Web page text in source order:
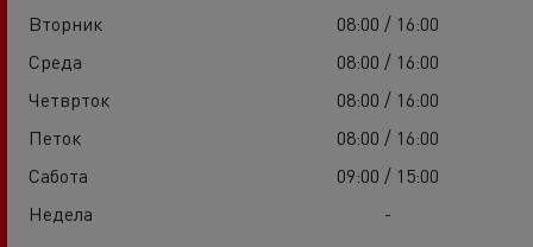
Вторник
08:00 / 16:00
Среда
08:00 / 16:00
Четврток
08:00 / 16:00
Петок
08:00 / 16:00
Сабота
09:00 / 15:00
Недела
-